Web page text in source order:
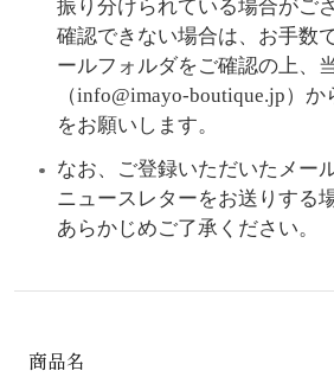
振り分けられている場合がご
確認できない場合は、お手数
ールフォルダをご確認の上、
（info@imayo-boutique.jp）
をお願いします。
なお、ご登録いただいたメー
ニュースレターをお送りする
あらかじめご了承ください。
商品名